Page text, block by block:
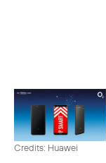
Credits: Huawei